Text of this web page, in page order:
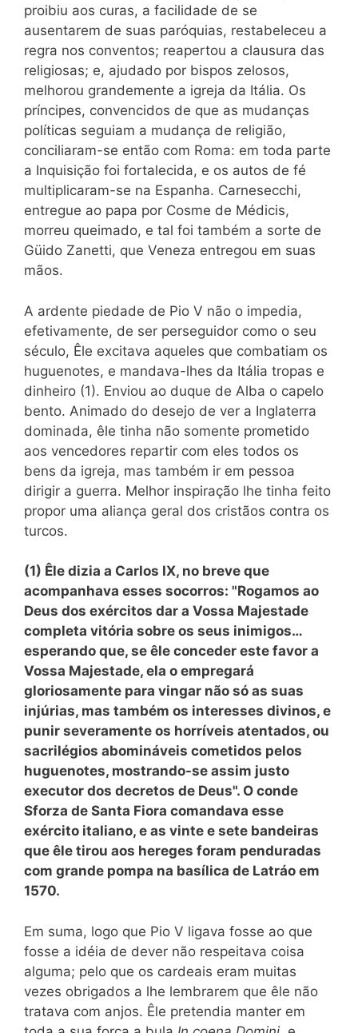
proibiu aos curas, a facilidade de se
ausentarem de suas paróquias, restabeleceu a
regra nos conventos; reapertou a clausura das
religiosas; e, ajudado por bispos zelosos,
melhorou grandemente a igreja da Itália. Os
príncipes, convencidos de que as mudanças
políticas seguiam a mudança de religião,
conciliaram-se então com Roma: em toda parte
a Inquisição foi fortalecida, e os autos de fé
multiplicaram-se na Espanha. Carnesecchi,
entregue ao papa por Cosme de Médicis,
morreu queimado, e tal foi também a sorte de
Güido Zanetti, que Veneza entregou em suas
mãos.
A ardente piedade de Pio V não o impedia,
efetivamente, de ser perseguidor como o seu
século, Êle excitava aqueles que combatiam os
huguenotes, e mandava-lhes da Itália tropas e
dinheiro (1). Enviou ao duque de Alba o capelo
bento. Animado do desejo de ver a Inglaterra
dominada, êle tinha não somente prometido
aos vencedores repartir com eles todos os
bens da igreja, mas também ir em pessoa
dirigir a guerra. Melhor inspiração lhe tinha feito
propor uma aliança geral dos cristãos contra os
turcos.
(1) Êle dizia a Carlos IX, no breve que
acompanhava esses socorros: "Rogamos ao
Deus dos exércitos dar a Vossa Majestade
completa vitória sobre os seus inimigos…
esperando que, se êle conceder este favor a
Vossa Majestade, ela o empregará
gloriosamente para vingar não só as suas
injúrias, mas também os interesses divinos, e
punir severamente os horríveis atentados, ou
sacrilégios abomináveis cometidos pelos
huguenotes, mostrando-se assim justo
executor dos decretos de Deus". O conde
Sforza de Santa Fiora comandava esse
exército italiano, e as vinte e sete bandeiras
que êle tirou aos hereges foram penduradas
com grande pompa na basílica de Latráo em
1570.
Em suma, logo que Pio V ligava fosse ao que
fosse a idéia de dever não respeitava coisa
alguma; pelo que os cardeais eram muitas
vezes obrigados a lhe lembrarem que êle não
tratava com anjos. Êle pretendia manter em